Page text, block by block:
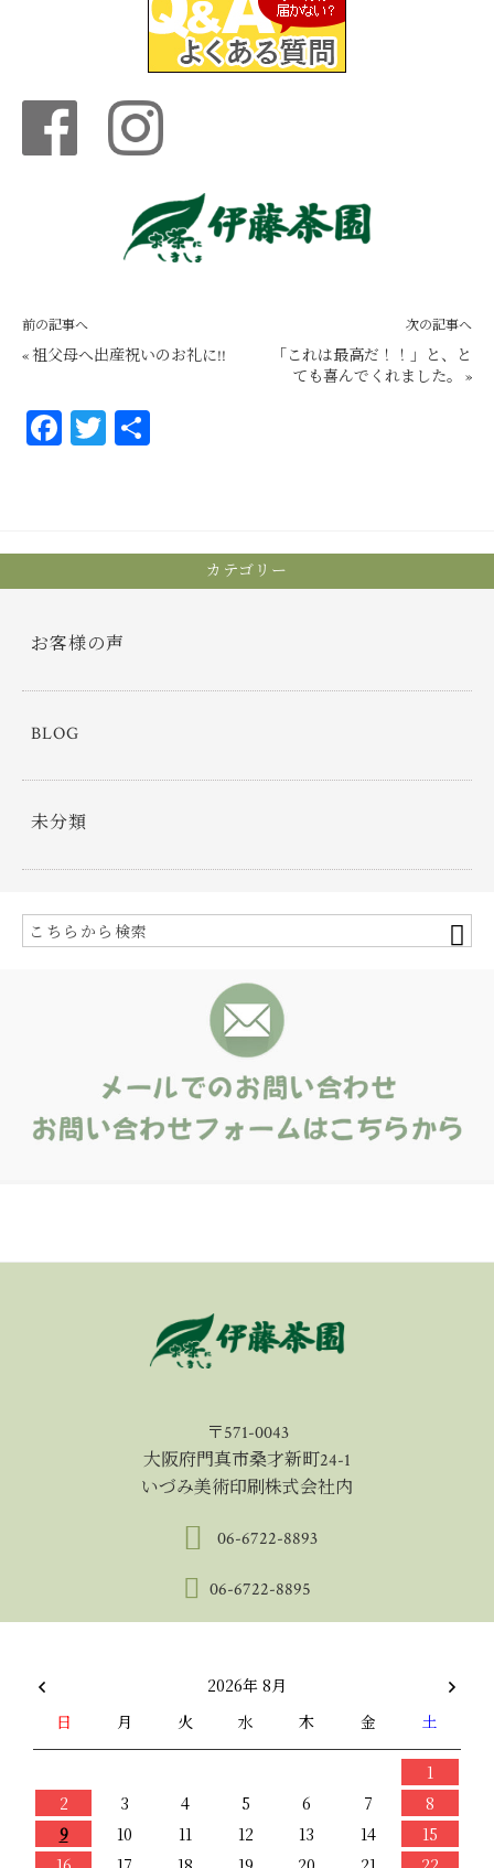
前の記事へ
«祖父母へ出産祝いのお礼に!!
次の記事へ
「これは最高だ！！」と、と
ても喜んでくれました。
»
Fa T
カテゴリー
お客様の声
BLOG
未分類
〒571-0043
大阪府門真市桑才新町24-1
いづみ美術印刷株式会社内
06-6722-8893
06-6722-8895
2026年 8月
日
月 火 水 木 金 土
1
2
3 4 5 6 7
8
9
10 11 12 13 14
15